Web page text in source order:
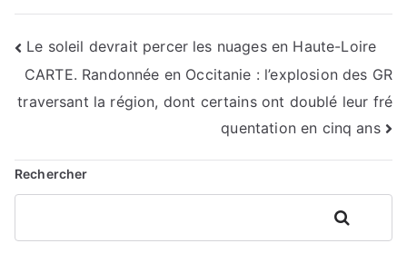
Navigation
de
Le soleil devrait percer les nuages en Haute-Loire
CARTE. Randonnée en Occitanie : l’explosion des GR
traversant la région, dont certains ont doublé leur fré
quentation en cinq ans
Rechercher
Rechercher